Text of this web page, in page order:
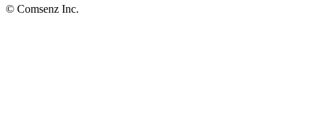
© Comsenz Inc.